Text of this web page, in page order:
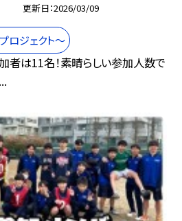
更新日 2026/03/09
ロジェクト～
者は11名！素晴らしい参加人数で